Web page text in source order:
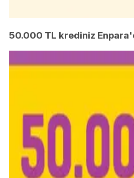
50.000 TL krediniz